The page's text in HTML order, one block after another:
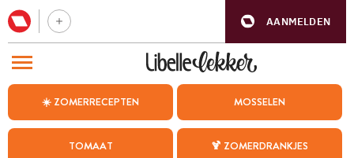
AANMELDEN
☀️ ZOMERRECEPTEN MOSSELEN
TOMAAT 🍹 ZOMERDRANKJES
BEZOEK ONZE ANDERE WEBSITES